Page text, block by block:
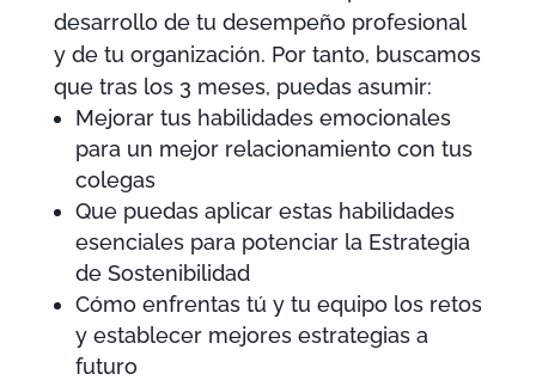
desarrollo de tu desempeño profesional
y de tu organización. Por tanto, buscamos
que tras los 3 meses, puedas asumir:
Mejorar tus habilidades emocionales
para un mejor relacionamiento con tus
colegas
Que puedas aplicar estas habilidades
esenciales para potenciar la Estrategia
de Sostenibilidad
Cómo enfrentas tú y tu equipo los retos
y establecer mejores estrategias a
futuro